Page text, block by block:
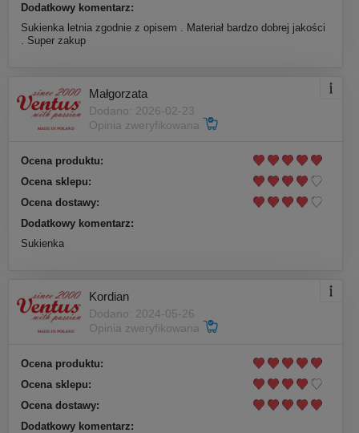
Dodatkowy komentarz:
Sukienka letnia zgodnie z opisem . Materiał bardzo dobrej jakości
. Super zakup
Małgorzata
Dodano: 2026-02-23
Opinia zweryfikowana
Ocena produktu:
Ocena sklepu:
Ocena dostawy:
Dodatkowy komentarz:
Sukienka
Kordian
Dodano: 2024-05-26
Opinia zweryfikowana
Ocena produktu:
Ocena sklepu:
Ocena dostawy:
Dodatkowy komentarz: